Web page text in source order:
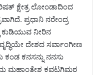
ಕ್ಷೇತ್ರ ಲೋಂಡಾದಿಂದ
ಪ್ರಧಾನಿ ನರೇಂದ್ರ
ನೀರಿನ
ದೇಶದ ಸರ್ವಾಂಗೀಣ
ಕಂಡ ಕನಸನ್ನು ನನಸು
ಮಹಾಂತೇಶ ಕವಟಗಿಮಠ